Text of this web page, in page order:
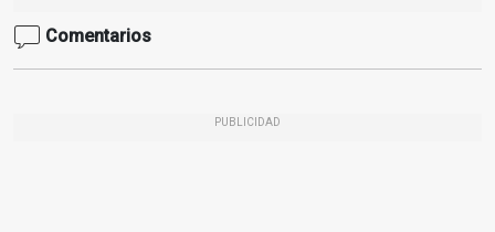
Comentarios
PUBLICIDAD